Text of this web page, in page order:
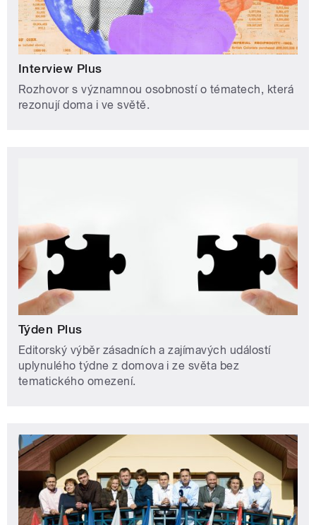
Interview Plus
Rozhovor s významnou osobností o tématech, která
rezonují doma i ve světě.
Týden Plus
Editorský výběr zásadních a zajímavých událostí
uplynulého týdne z domova i ze světa bez
tematického omezení.